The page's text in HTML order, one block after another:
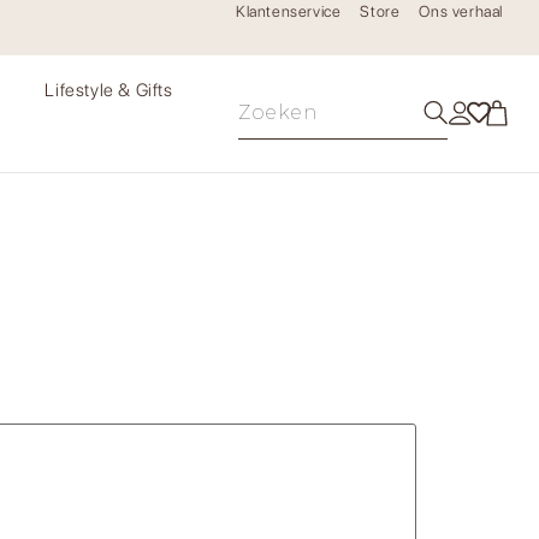
Klantenservice Store Ons verhaal
Lifestyle & Gifts